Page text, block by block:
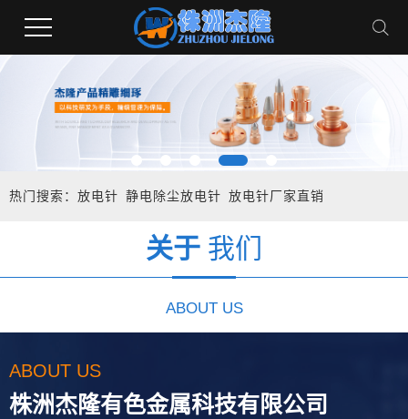
热门搜索： 放电针 静电除尘放电针 放电针厂家直销
关于 我们
ABOUT US
ABOUT US
株洲杰隆有色金属科技有限公司